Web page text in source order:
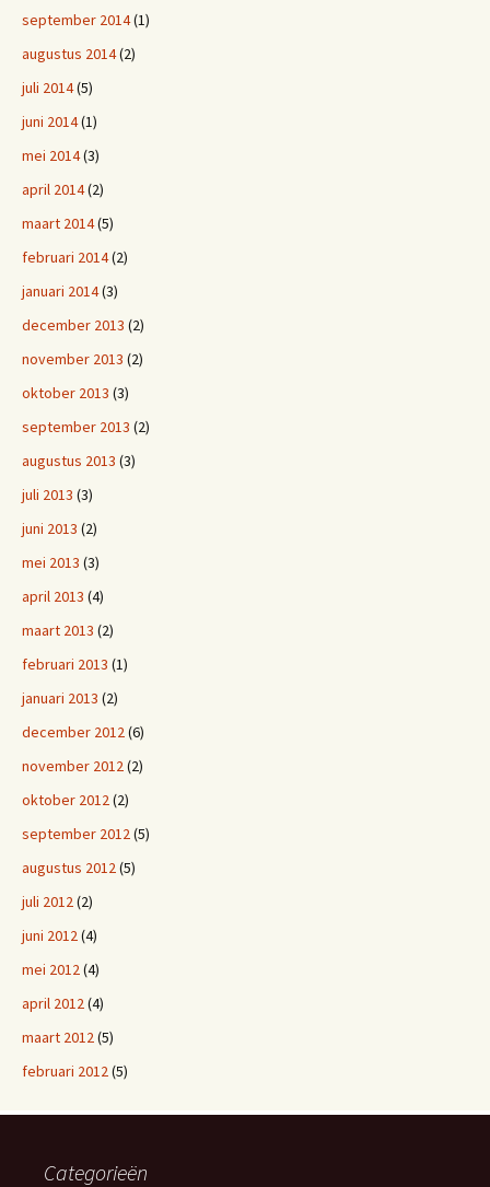
september 2014(1)
augustus 2014(2)
juli 2014(5)
juni 2014(1)
mei 2014(3)
april 2014(2)
maart 2014(5)
februari 2014(2)
januari 2014(3)
december 2013 (2)
november 2013 (2)
oktober 2013 (3)
september 2013 (2)
augustus 2013 (3)
juli 2013 (3)
juni 2013 (2)
mei 2013 (3)
april 2013 (4)
maart 2013 (2)
februari 2013 (1)
januari 2013 (2)
december 2012(6)
november 2012(2)
oktober 2012(2)
september 2012(5)
augustus 2012(5)
juli 2012(2)
juni 2012(4)
mei 2012(4)
april 2012(4)
maart 2012(5)
februari 2012(5)
Categorieën